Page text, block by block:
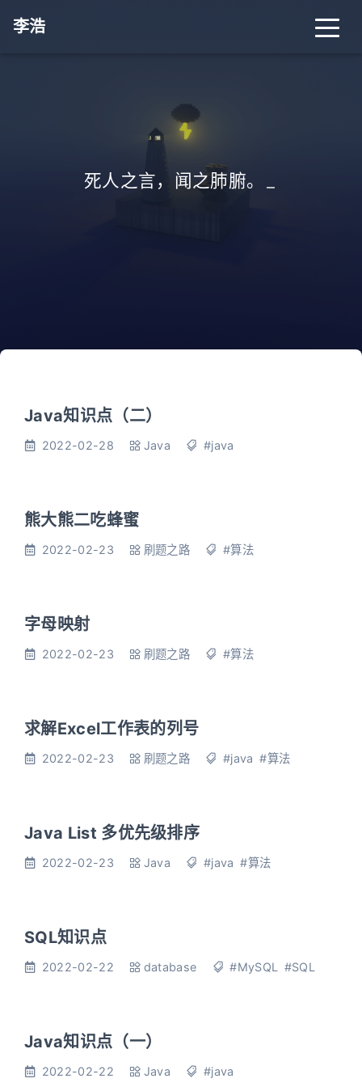
李浩
死人之言，闻之肺腑。
Java知识点（二）
2022-02-28 Java #java
熊大熊二吃蜂蜜
2022-02-23 刷题之路 #算法
字母映射
2022-02-23 刷题之路 #算法
求解Excel工作表的列号
2022-02-23 刷题之路 #java #算法
Java List 多优先级排序
2022-02-23 Java #java #算法
SQL知识点
2022-02-22 database #MySQL #SQL
Java知识点（一）
2022-02-22 Java #java